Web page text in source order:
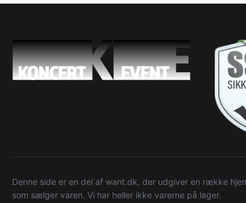
Denne side er en del af want.dk, der udgiver en række
som sælger varen. Vi har heller ikke varerne på lager.